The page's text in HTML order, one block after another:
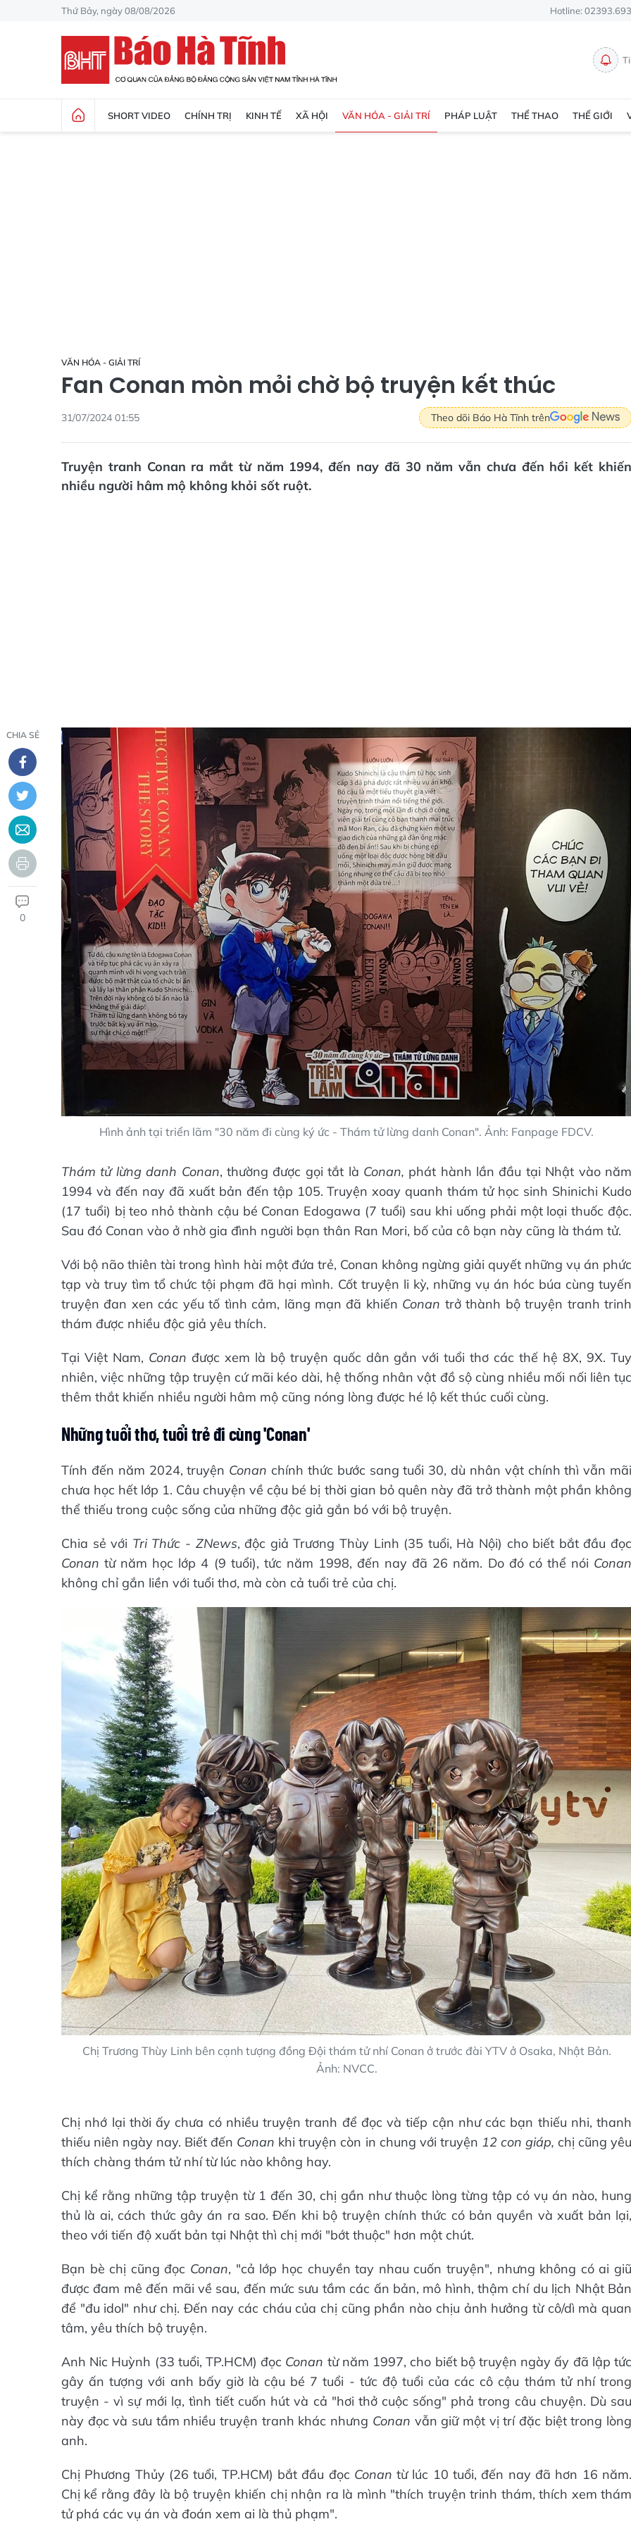
Thứ Bảy, ngày 08/08/2026 Hotline:
SHORT VIDEO CHÍNH TRỊ KINH TẾ XÃ HỘI VĂN HÓA - GIẢI TRÍ PHÁP LUẬT THỂ THAO THẾ GIỚI
VĂN HÓA - GIẢI TRÍ
Fan Conan mòn mỏi chờ bộ truyện kết thúc
31/07/2024 01:55 Theo dõi Báo Hà Tĩnh trên
Truyện tranh Conan ra mắt từ năm 1994, đến nay đã 30 năm vẫn chưa đến hồi kết khiến
nhiều người hâm mộ không khỏi sốt ruột.
CHIA SẺ
0
Hình ảnh tại triển lãm "30 năm đi cùng ký ức - Thám tử lừng danh Conan". Ảnh: Fanpage FDCV.
Thám tử lừng danh Conan, thường được gọi tắt là Conan, phát hành lần đầu tại Nhật vào năm
1994 và đến nay đã xuất bản đến tập 105. Truyện xoay quanh thám tử học sinh Shinichi Kudo
(17 tuổi) bị teo nhỏ thành cậu bé Conan Edogawa (7 tuổi) sau khi uống phải một loại thuốc độc.
Sau đó Conan vào ở nhờ gia đình người bạn thân Ran Mori, bố của cô bạn này cũng là thám tử.
Với bộ não thiên tài trong hình hài một đứa trẻ, Conan không ngừng giải quyết những vụ án phức
tạp và truy tìm tổ chức tội phạm đã hại mình. Cốt truyện li kỳ, những vụ án hóc búa cùng tuyến
truyện đan xen các yếu tố tình cảm, lãng mạn đã khiến Conan trở thành bộ truyện tranh trinh
thám được nhiều độc giả yêu thích.
Tại Việt Nam, Conan được xem là bộ truyện quốc dân gắn với tuổi thơ các thế hệ 8X, 9X. Tuy
nhiên, việc những tập truyện cứ mãi kéo dài, hệ thống nhân vật đồ sộ cùng nhiều mối nối liên tục
thêm thắt khiến nhiều người hâm mộ cũng nóng lòng được hé lộ kết thúc cuối cùng.
Những tuổi thơ, tuổi trẻ đi cùng 'Conan'
Tính đến năm 2024, truyện Conan chính thức bước sang tuổi 30, dù nhân vật chính thì vẫn mãi
chưa học hết lớp 1. Câu chuyện về cậu bé bị thời gian bỏ quên này đã trở thành một phần không
thể thiếu trong cuộc sống của những độc giả gắn bó với bộ truyện.
Chia sẻ với Tri Thức - ZNews, độc giả Trương Thùy Linh (35 tuổi, Hà Nội) cho biết bắt đầu đọc
Conan từ năm học lớp 4 (9 tuổi), tức năm 1998, đến nay đã 26 năm. Do đó có thể nói Conan
không chỉ gắn liền với tuổi thơ, mà còn cả tuổi trẻ của chị.
Chị Trương Thùy Linh bên cạnh tượng đồng Đội thám tử nhí Conan ở trước đài YTV ở Osaka, Nhật Bản.
Ảnh: NVCC.
Chị nhớ lại thời ấy chưa có nhiều truyện tranh để đọc và tiếp cận như các bạn thiếu nhi, thanh
thiếu niên ngày nay. Biết đến Conan khi truyện còn in chung với truyện 12 con giáp, chị cũng yêu
thích chàng thám tử nhí từ lúc nào không hay.
Chị kể rằng những tập truyện từ 1 đến 30, chị gần như thuộc lòng từng tập có vụ án nào, hung
thủ là ai, cách thức gây án ra sao. Đến khi bộ truyện chính thức có bản quyền và xuất bản lại,
theo với tiến độ xuất bản tại Nhật thì chị mới "bớt thuộc" hơn một chút.
Bạn bè chị cũng đọc Conan, "cả lớp học chuyền tay nhau cuốn truyện", nhưng không có ai
được đam mê đến mãi về sau, đến mức sưu tầm các ấn bản, mô hình, thậm chí du lịch Nhật Bản
để "đu idol" như chị. Đến nay các cháu của chị cũng phần nào chịu ảnh hưởng từ cô/dì mà quan
tâm, yêu thích bộ truyện.
Anh Nic Huỳnh (33 tuổi, TP.HCM) đọc Conan từ năm 1997, cho biết bộ truyện ngày ấy đã lập tức
gây ấn tượng với anh bấy giờ là cậu bé 7 tuổi - tức độ tuổi của các cô cậu thám tử nhí trong
truyện - vì sự mới lạ, tình tiết cuốn hút và cả "hơi thở cuộc sống" phả trong câu chuyện. Dù sau
này đọc và sưu tầm nhiều truyện tranh khác nhưng Conan vẫn giữ một vị trí đặc biệt trong lòng
anh.
Chị Phương Thủy (26 tuổi, TP.HCM) bắt đầu đọc Conan từ lúc 10 tuổi, đến nay đã hơn 16 năm.
Chị kể rằng đây là bộ truyện khiến chị nhận ra là mình "thích truyện trinh thám, thích xem thám
tử phá các vụ án và đoán xem ai là thủ phạm".